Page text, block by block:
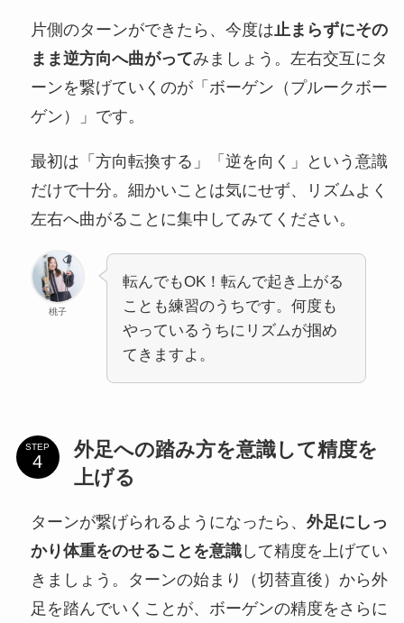
片側のターンができたら、今度は止まらずにその
まま逆方向へ曲がってみましょう。左右交互にタ
ーンを繋げていくのが「ボーゲン（プルークボー
ゲン）」です。
最初は「方向転換する」「逆を向く」という意識
だけで十分。細かいことは気にせず、リズムよく
左右へ曲がることに集中してみてください。
桃子
転んでもOK！転んで起き上がる
ことも練習のうちです。何度も
やっているうちにリズムが掴め
てきますよ。
STEP
外足への踏み方を意識して精度を
上げる
ターンが繋げられるようになったら、 外足にしっ
かり体重をのせることを意識して精度を上げてい
きましょう。ターンの始まり（切替直後）から外
足を踏んでいくことが、ボーゲンの精度をさらに